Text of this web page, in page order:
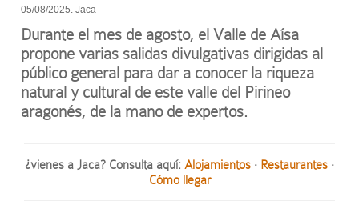
05/08/2025. Jaca
Durante el mes de agosto, el Valle de Aísa
propone varias salidas divulgativas dirigidas al
público general para dar a conocer la riqueza
natural y cultural de este valle del Pirineo
aragonés, de la mano de expertos.
¿vienes a Jaca? Consulta aquí: Alojamientos · Restaurantes ·
Cómo llegar